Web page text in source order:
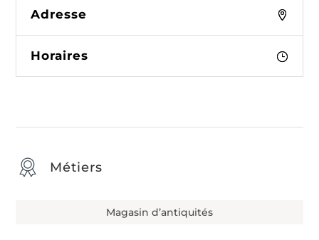
Adresse
Horaires
Métiers
Magasin d’antiquités